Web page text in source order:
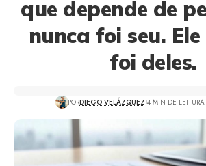
que depende de
nunca foi seu.
foi deles.
PORDIEGO VELÁZQUEZ 4 MIN DE LEITURA